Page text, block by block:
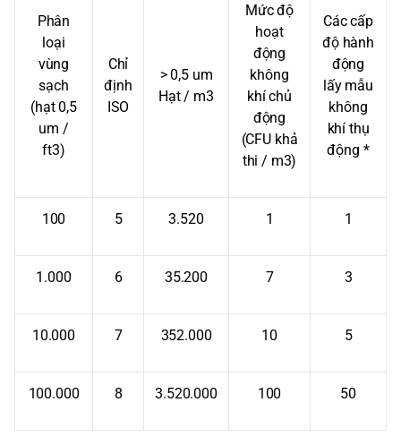
Phân
loại
vùng
sạch
(hạt 0,5
um /
ft3)
Chỉ
định
ISO
> 0,5 um
Hạt / m3
Mức độ
hoạt
động
không
khí chủ
động
(CFU khả
thi / m3)
Các cấp
độ hành
động
lấy mẫu
không
khí thụ
động *
100 5 3.520 1 1
1.000 6 35.200 7 3
10.000 7 352.000 10 5
100.000 8 3.520.000 100 50